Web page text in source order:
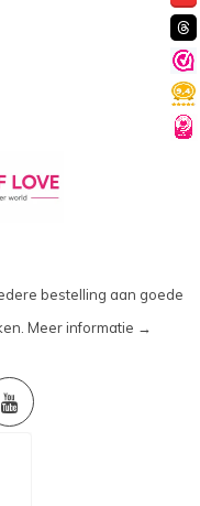
bestelling aan goede
Meer informatie →